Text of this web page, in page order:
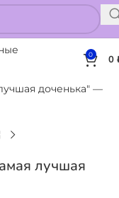
0 0
лучшая